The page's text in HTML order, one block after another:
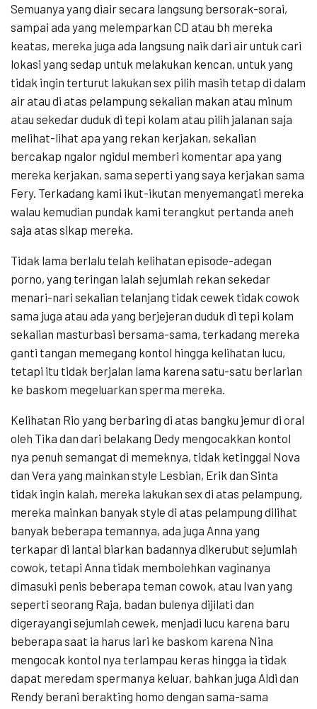
Semuanya yang diair secara langsung bersorak-sorai,
sampai ada yang melemparkan CD atau bh mereka
keatas, mereka juga ada langsung naik dari air untuk cari
lokasi yang sedap untuk melakukan kencan, untuk yang
tidak ingin terturut lakukan sex pilih masih tetap di dalam
air atau di atas pelampung sekalian makan atau minum
atau sekedar duduk di tepi kolam atau pilih jalanan saja
melihat-lihat apa yang rekan kerjakan, sekalian
bercakap ngalor ngidul memberi komentar apa yang
mereka kerjakan, sama seperti yang saya kerjakan sama
Fery. Terkadang kami ikut-ikutan menyemangati mereka
walau kemudian pundak kami terangkut pertanda aneh
saja atas sikap mereka.
Tidak lama berlalu telah kelihatan episode-adegan
porno, yang teringan ialah sejumlah rekan sekedar
menari-nari sekalian telanjang tidak cewek tidak cowok
sama juga atau ada yang berjejeran duduk di tepi kolam
sekalian masturbasi bersama-sama, terkadang mereka
ganti tangan memegang kontol hingga kelihatan lucu,
tetapi itu tidak berjalan lama karena satu-satu berlarian
ke baskom megeluarkan sperma mereka.
Kelihatan Rio yang berbaring di atas bangku jemur di oral
oleh Tika dan dari belakang Dedy mengocakkan kontol
nya penuh semangat di memeknya, tidak ketinggal Nova
dan Vera yang mainkan style Lesbian, Erik dan Sinta
tidak ingin kalah, mereka lakukan sex di atas pelampung,
mereka mainkan banyak style di atas pelampung dilihat
banyak beberapa temannya, ada juga Anna yang
terkapar di lantai biarkan badannya dikerubut sejumlah
cowok, tetapi Anna tidak membolehkan vaginanya
dimasuki penis beberapa teman cowok, atau Ivan yang
seperti seorang Raja, badan bulenya dijilati dan
digerayangi sejumlah cewek, menjadi lucu karena baru
beberapa saat ia harus lari ke baskom karena Nina
mengocak kontol nya terlampau keras hingga ia tidak
dapat meredam spermanya keluar, bahkan juga Aldi dan
Rendy berani berakting homo dengan sama-sama